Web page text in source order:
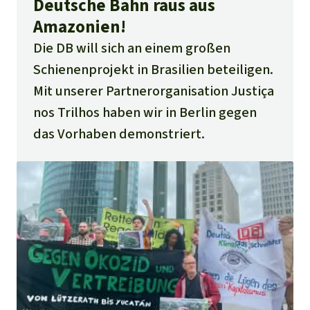
Deutsche Bahn raus aus
Amazonien!
Die DB will sich an einem großen
Schienenprojekt in Brasilien beteiligen.
Mit unserer Partnerorganisation Justiça
nos Trilhos haben wir in Berlin gegen
das Vorhaben demonstriert.